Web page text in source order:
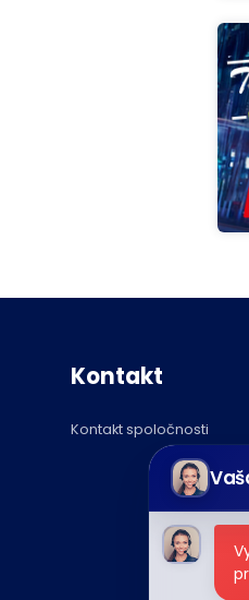
Kontakt
Kontakt spoločnosti
Chatbot
píše